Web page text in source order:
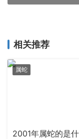
相关推荐
属蛇
2001年属蛇的是